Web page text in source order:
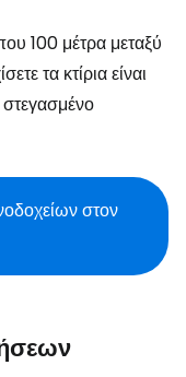
100 μέτρα μεταξύ
τα κτίρια είναι
στον